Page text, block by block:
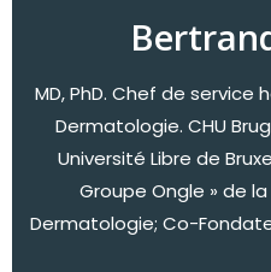
MD, PhD. Chef de
Dermatologie. CHU
Université Libre de
Groupe Ongle » de
Dermatologie; Co-